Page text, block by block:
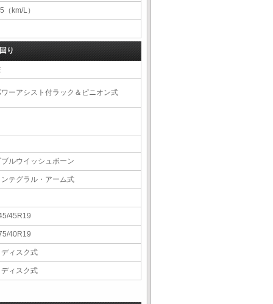
（km/L）
り
ーアシスト付ラック＆ピニオン式
ブルウイッシュボーン
ンテグラル・アーム式
45R19
40R19
ディスク式
ディスク式